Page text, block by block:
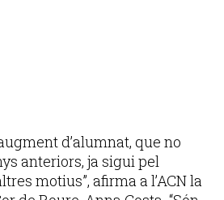
d’alumnat, que no
anteriors, ja sigui pel
motius”, afirma a l’ACN la